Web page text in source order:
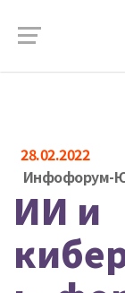
28.02.2022
Инфофорум-
ИИ и